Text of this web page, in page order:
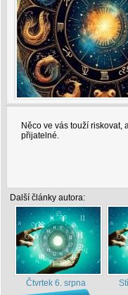
Něco ve vás touží riskovat,
přijatelné.
Další články autora:
Čtvrtek 6. srpna